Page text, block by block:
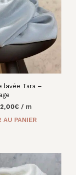
lavée Tara –
€Le/ m
AU PANIER